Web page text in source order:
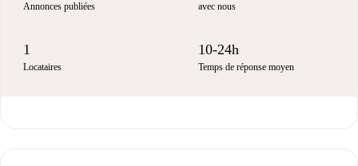
Annonces publiées avec nous
1
Locataires
10-24h
Temps de réponse moyen